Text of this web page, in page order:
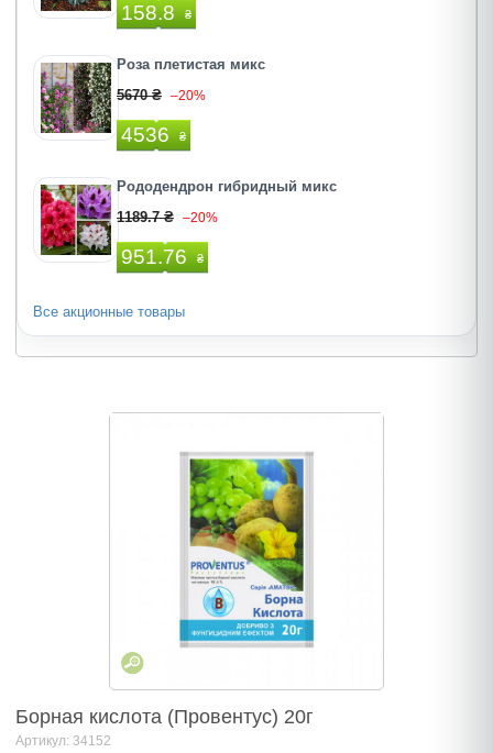
158.8 ₴
Роза плетистая микс
5670 ₴ –20%
4536 ₴
Рододендрон гибридный микс
1189.7 ₴ –20%
951.76 ₴
Все акционные товары
Борная кислота (Провентус) 20г
Артикул: 34152